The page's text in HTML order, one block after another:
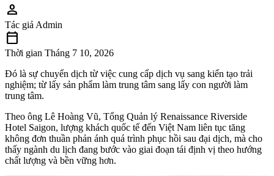
person
Tác giả Admin
calendar_today
Thời gian Tháng 7 10, 2026
Đó là sự chuyển dịch từ việc cung cấp dịch vụ sang kiến tạo trải
nghiệm; từ lấy sản phẩm làm trung tâm sang lấy con người làm
trung tâm.
Theo ông Lê Hoàng Vũ, Tổng Quản lý Renaissance Riverside
Hotel Saigon, lượng khách quốc tế đến Việt Nam liên tục tăng
không đơn thuần phản ánh quá trình phục hồi sau đại dịch, mà cho
thấy ngành du lịch đang bước vào giai đoạn tái định vị theo hướng
chất lượng và bền vững hơn.